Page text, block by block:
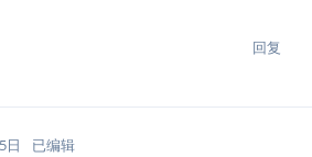
回复
日 已编辑